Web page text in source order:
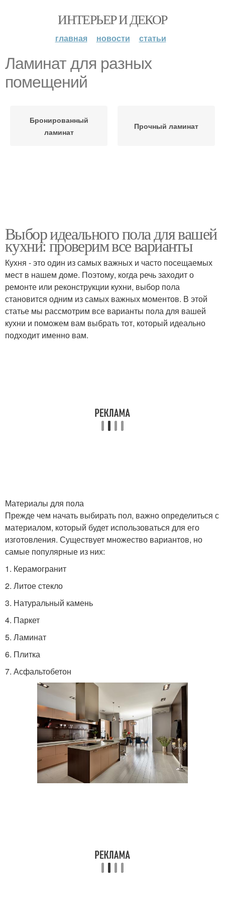
ИНТЕРЬЕР И ДЕКОР
главная новости статьи
Ламинат для разных
помещений
Бронированный
ламинат
Прочный ламинат
Выбор идеального пола для вашей
кухни: проверим все варианты
Кухня - это один из самых важных и часто посещаемых
мест в нашем доме. Поэтому, когда речь заходит о
ремонте или реконструкции кухни, выбор пола
становится одним из самых важных моментов. В этой
статье мы рассмотрим все варианты пола для вашей
кухни и поможем вам выбрать тот, который идеально
подходит именно вам.
Материалы для пола
Прежде чем начать выбирать пол, важно определиться с
материалом, который будет использоваться для его
изготовления. Существует множество вариантов, но
самые популярные из них:
1. Керамогранит
2. Литое стекло
3. Натуральный камень
4. Паркет
5. Ламинат
6. Плитка
7. Асфальтобетон